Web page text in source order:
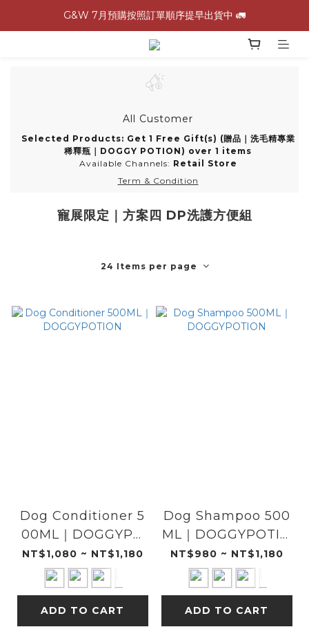
G&W 7月預購按照訂單順序提早出貨中 🚛
G&W 7月預購按照訂單順序提早出貨中 🚛
\ 加入會員領$60購物金，生日再領$100！/
全館滿 1,500 免運 🚚
All Customer
Selected Products: Get 1 Free Gift(s) (贈品｜洗毛精專業
稀釋瓶｜DOGGY POTION) over 1 items
Available Channels: Retail Store
Term & Condition
寵展限定｜方案四 DP洗護方便組
24 Items per page
Dog Conditioner 5
00ML｜DOGGYPO
TION
NT$1,080 ~ NT$1,180
ADD TO CART
Dog Shampoo 500
ML｜DOGGYPOTIO
N
NT$980 ~ NT$1,180
ADD TO CART